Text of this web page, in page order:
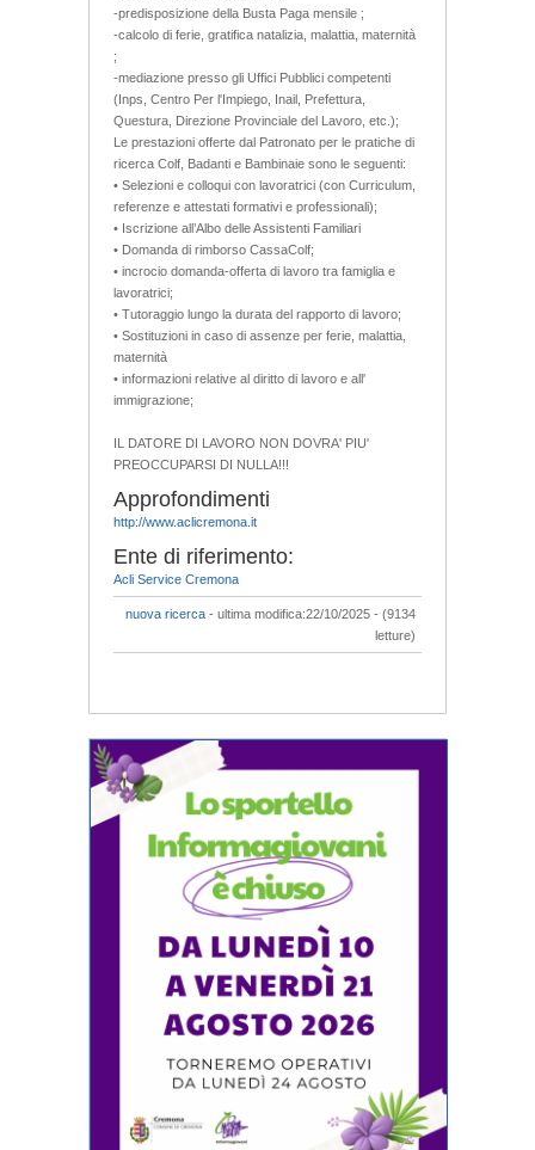
-predisposizione della Busta Paga mensile ;
-calcolo di ferie, gratifica natalizia, malattia, maternità
;
-mediazione presso gli Uffici Pubblici competenti
(Inps, Centro Per l'Impiego, Inail, Prefettura,
Questura, Direzione Provinciale del Lavoro, etc.);
Le prestazioni offerte dal Patronato per le pratiche di
ricerca Colf, Badanti e Bambinaie sono le seguenti:
• Selezioni e colloqui con lavoratrici (con Curriculum,
referenze e attestati formativi e professionali);
• Iscrizione all’Albo delle Assistenti Familiari
• Domanda di rimborso CassaColf;
• incrocio domanda-offerta di lavoro tra famiglia e
lavoratrici;
• Tutoraggio lungo la durata del rapporto di lavoro;
• Sostituzioni in caso di assenze per ferie, malattia,
maternità
• informazioni relative al diritto di lavoro e all'
immigrazione;
IL DATORE DI LAVORO NON DOVRA' PIU'
PREOCCUPARSI DI NULLA!!!
Approfondimenti
http://www.aclicremona.it
Ente di riferimento:
Acli Service Cremona
nuova ricerca - ultima modifica:22/10/2025 - (9134
letture)